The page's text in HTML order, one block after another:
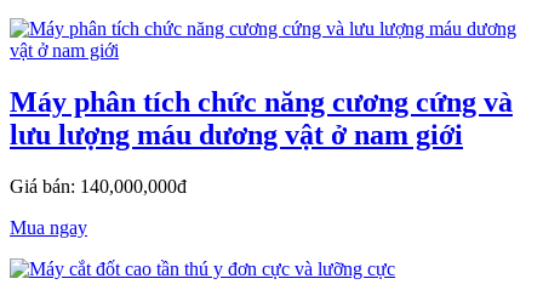
Máy phân tích chức năng cương cứng và
lưu lượng máu dương vật ở nam giới
Giá bán: 140,000,000đ
Mua ngay